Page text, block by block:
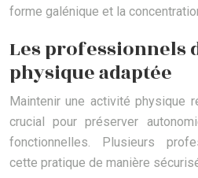
forme galénique et la
Les professionnels
physique adaptée
Maintenir une activité physique
crucial pour préserver
fonctionnelles. Plusieurs
cette pratique de manière